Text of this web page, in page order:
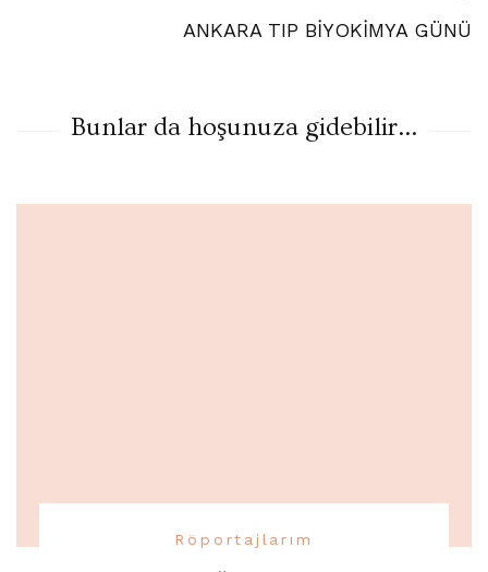
ANKARA TIP BİYOKİMYA GÜNÜ
Bunlar da hoşunuza gidebilir...
Röportajlarım